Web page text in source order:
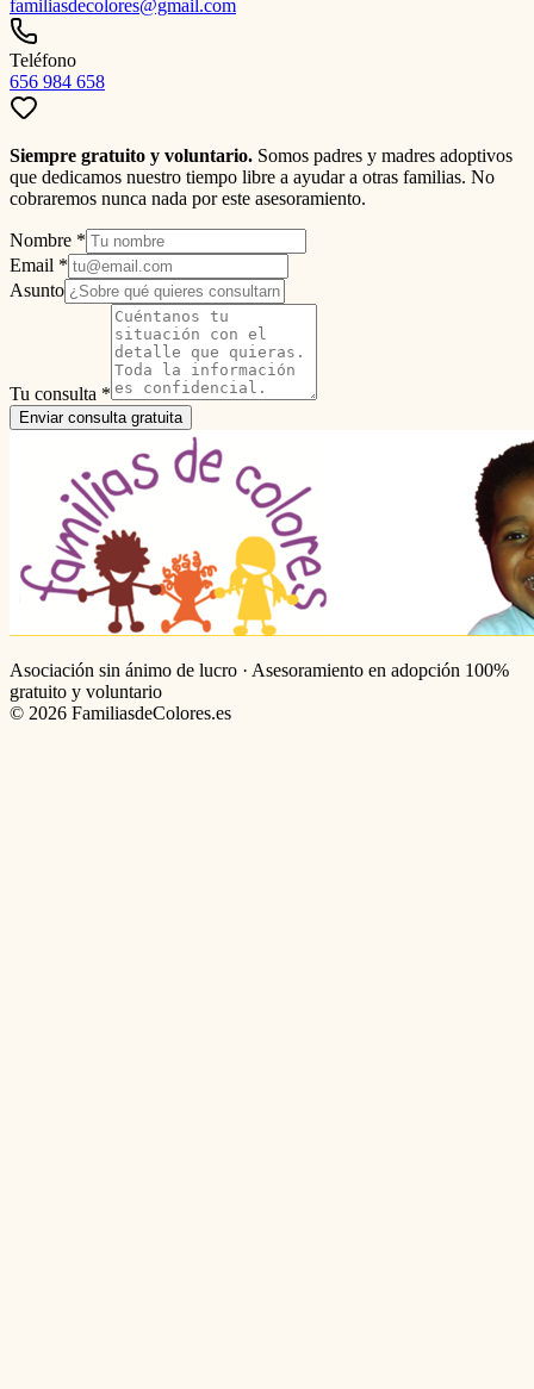
familiasdecolores@gmail.com
Teléfono
656 984 658
Siempre gratuito y voluntario. Somos padres y madres adoptivos
que dedicamos nuestro tiempo libre a ayudar a otras familias. No
cobraremos nunca nada por este asesoramiento.
Nombre *
Email *
Asunto
Tu consulta *
Enviar consulta gratuita
Asociación sin ánimo de lucro · Asesoramiento en adopción 100%
gratuito y voluntario
© 2026 FamiliasdeColores.es